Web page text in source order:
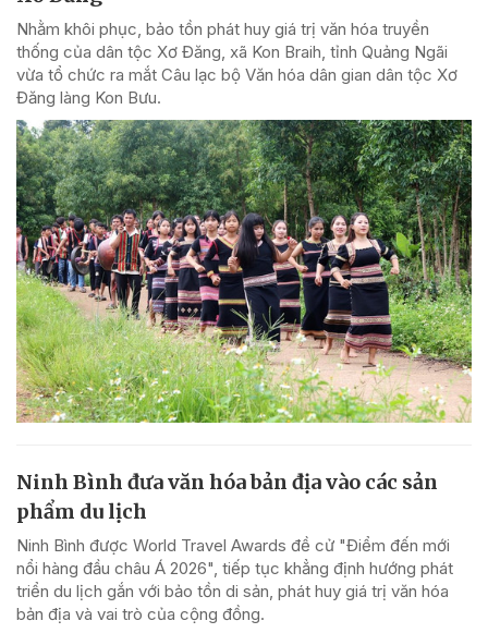
Nhằm khôi phục, bảo tồn phát huy giá trị văn hóa truyền
thống của dân tộc Xơ Đăng, xã Kon Braih, tỉnh Quảng Ngãi
vừa tổ chức ra mắt Câu lạc bộ Văn hóa dân gian dân tộc Xơ
Đăng làng Kon Bưu.
Ninh Bình đưa văn hóa bản địa vào các sản
phẩm du lịch
Ninh Bình được World Travel Awards đề cử "Điểm đến mới
nổi hàng đầu châu Á 2026", tiếp tục khẳng định hướng phát
triển du lịch gắn với bảo tồn di sản, phát huy giá trị văn hóa
bản địa và vai trò của cộng đồng.